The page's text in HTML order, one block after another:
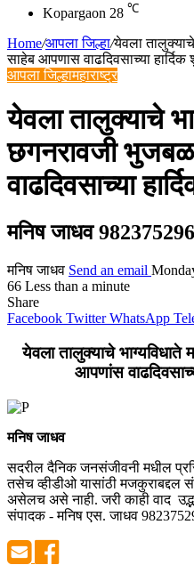
Kopargaon 28 ℃
Home/आपला जिल्हा/येवला
साहेब आपणास वाढदिवसाच्या
आपला जिल्हामहाराष्ट्र
येवला तालुक्याचे
छगनरावजी
वाढदिवसाच्या
मनिष जाधव
मनिष जाधव Send an email
66 Less than a minute
Share
Facebook Twitter WhatsApp
येवला तालुक्याचे
आपणांस
मनिष जाधव
सदरील दैनिक जनसंजीवनी मधील
तसेच व्हीडीओ यासांठी
असेलच असे नाही. जरी काही वाद
संपादक - मनिष एस. जाधव